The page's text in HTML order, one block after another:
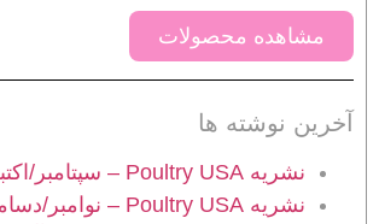
مشاهده محصولات
آخرین نوشته ها
نشریه Poultry USA – سپتامبر/اکتبر 2024
نشریه Poultry USA – نوامبر/دسامبر 2024